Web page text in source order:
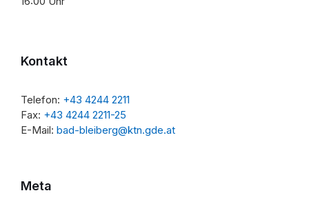
Kontakt
Telefon: +43 4244 2211
Fax: +43 4244 2211-25
E-Mail: bad-bleiberg@ktn.gde.at
Meta